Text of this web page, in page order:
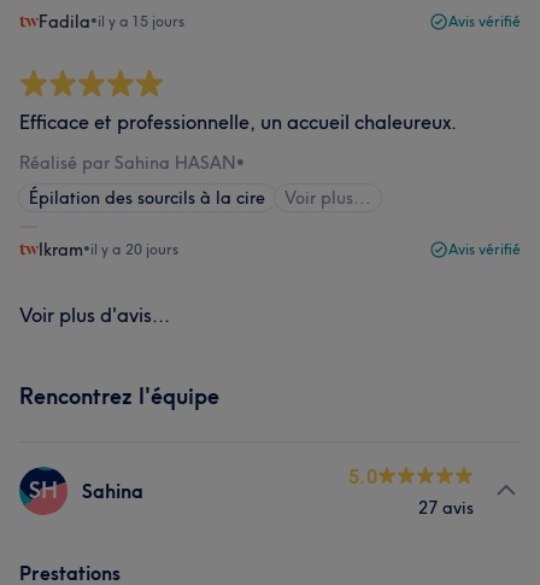
Fadila•il y a 15 jours Avis vérifié
Efficace et professionnelle, un accueil chaleureux.
Réalisé par Sahina HASAN•
Épilation des sourcils à la cire
Voir plus...
Ikram•il y a 20 jours Avis vérifié
Voir plus d'avis...
Rencontrez l'équipe
SH Sahina
5.0
27 avis
Prestations